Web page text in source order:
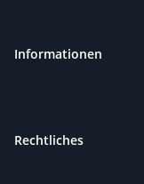
Informationen
Rechtliches